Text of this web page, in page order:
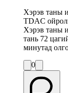
Хэрэв таны
TDAC
Хэрэв таны
тань 72
минутад
0